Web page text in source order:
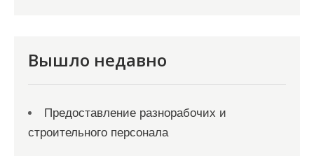
Вышло недавно
Предоставление разнорабочих и
строительного персонала